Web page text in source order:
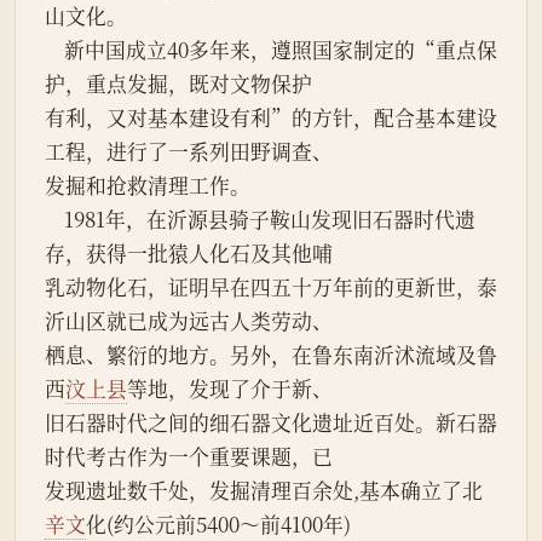
山文化。
护，重点发掘，既对文物保护
有利，又对基本建设有利”的方针，配合基本建设
工程，进行了一系列田野调查、
发掘和抢救清理工作。
存，获得一批猿人化石及其他哺
乳动物化石，证明早在四五十万年前的更新世，泰
沂山区就已成为远古人类劳动、
栖息、繁衍的地方。另外，在鲁东南沂沭流域及鲁
西汶上县等地，发现了介于新、
旧石器时代之间的细石器文化遗址近百处。新石器
时代考古作为一个重要课题，已
发现遗址数千处，发掘清理百余处,基本确立了北
辛文化(约公元前5400～前4100年)